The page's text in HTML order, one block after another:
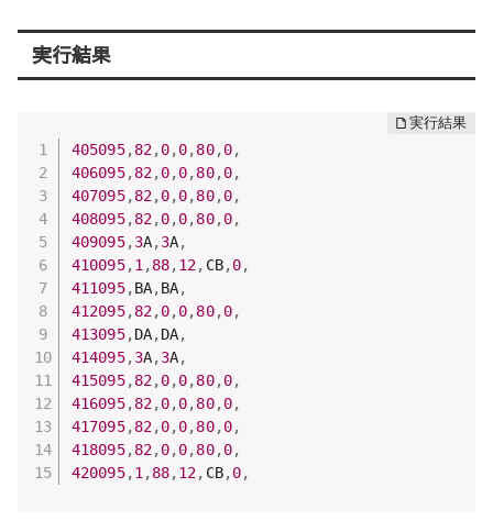
実行結果
405095,82,0,0,80,0,
406095,82,0,0,80,0,
407095,82,0,0,80,0,
408095,82,0,0,80,0,
409095,3A,3A,
410095,1 ,88,12, CB,0,
411095,BA,BA,
412095,82,0,0,80,0,
413095,DA,DA,
414095,3A,3A,
415095,82,0,0,80,0,
416095,82,0,0,80,0,
417095,82,0,0,80,0,
418095,82,0,0,80,0,
420095,1 ,88,12, CB,0,